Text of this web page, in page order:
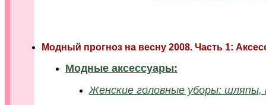
Модный прогноз на весну 2008. Часть 1:
Модные аксессуары:
Женские головные уборы: шляпы,